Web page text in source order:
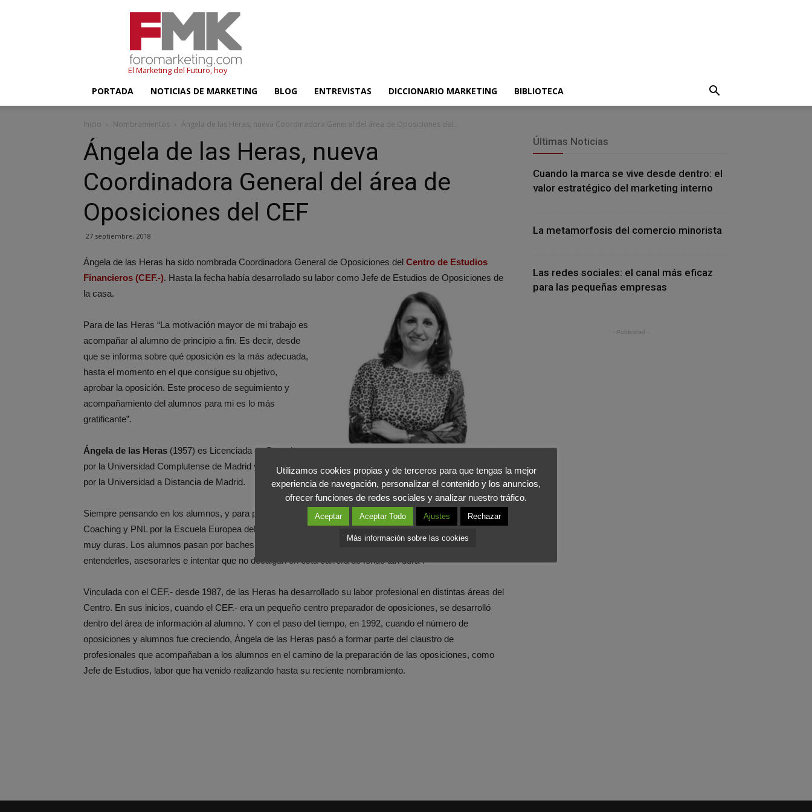
El Marketing del Futuro, hoy
PORTADA NOTICIAS DE MARKETING BLOG ENTREVISTAS DICCIONARIO MARKETING BIBLIOTECA
Inicio Nombramientos Ángela de las Heras, nueva Coordinadora General del área de Oposiciones del...
Ángela de las Heras, nueva
Coordinadora General del área de
Oposiciones del CEF
27 septiembre, 2018
Ángela de las Heras ha sido nombrada Coordinadora General de Oposiciones del Centro de Estudios
Financieros (CEF.-). Hasta la fecha había desarrollado su labor como Jefe de Estudios de Oposiciones de
la casa.
Para de las Heras “La motivación mayor de mi trabajo es
acompañar al alumno de principio a fin. Es decir, desde
que se informa sobre qué oposición es la más adecuada,
hasta el momento en el que consigue su objetivo,
aprobar la oposición. Este proceso de seguimiento y
acompañamiento del alumnos para mi es lo más
gratificante”.
Ángela de las Heras (1957) es Licenciada en Derecho
por la Universidad Complutense de Madrid y Máster sobre Nuevas Tecnologías aplicadas a la Educación
por la Universidad a Distancia de Madrid.
Siempre pensando en los alumnos, y para poder ofrecer lo mejor de ella, de las Heras se formó en
Coaching y PNL por la Escuela Europea del Coaching porque, tal y como asegura “las oposiciones son
muy duras. Los alumnos pasan por baches, inseguridades, dudas… y ahí debemos estar nosotros para
entenderles, asesorarles e intentar que no decaigan en esta carrera de fondo tan dura”.
Vinculada con el CEF.- desde 1987, de las Heras ha desarrollado su labor profesional en distintas áreas del
Centro. En sus inicios, cuando el CEF.- era un pequeño centro preparador de oposiciones, se desarrolló
dentro del área de información al alumno. Y con el paso del tiempo, en 1992, cuando el número de
oposiciones y alumnos fue creciendo, Ángela de las Heras pasó a formar parte del claustro de
profesionales que acompañaban a los alumnos en el camino de la preparación de las oposiciones, como
Jefe de Estudios, labor que ha venido realizando hasta su reciente nombramiento.
Últimas Noticias
Cuando la marca se vive desde dentro: el
valor estratégico del marketing interno
La metamorfosis del comercio minorista
Las redes sociales: el canal más eficaz
para las pequeñas empresas
- Publicidad -
Utilizamos cookies propias y de terceros para que tengas la mejor
experiencia de navegación, personalizar el contenido y los anuncios,
ofrecer funciones de redes sociales y analizar nuestro tráfico.
Aceptar Aceptar Todo Ajustes Rechazar
Más información sobre las cookies